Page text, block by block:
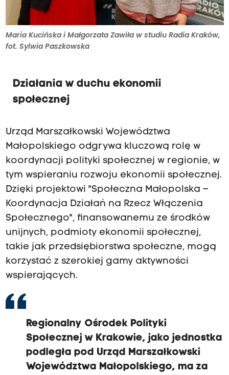
Maria Kucińska i Małgorzata Zawiła w studiu Radia Kraków,
fot. Sylwia Paszkowska
Działania w duchu ekonomii
społecznej
Urząd Marszałkowski Województwa
Małopolskiego odgrywa kluczową rolę w
koordynacji polityki społecznej w regionie, w
tym wspieraniu rozwoju ekonomii społecznej.
Dzięki projektowi "Społeczna Małopolska –
Koordynacja Działań na Rzecz Włączenia
Społecznego", finansowanemu ze środków
unijnych, podmioty ekonomii społecznej,
takie jak przedsiębiorstwa społeczne, mogą
korzystać z szerokiej gamy aktywności
wspierających.
Regionalny Ośrodek Polityki
Społecznej w Krakowie, jako jednostka
podległa pod Urząd Marszałkowski
Województwa Małopolskiego, ma za